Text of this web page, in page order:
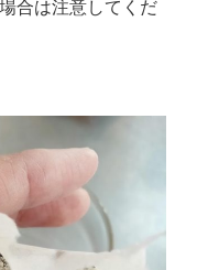
合は注意してくだ